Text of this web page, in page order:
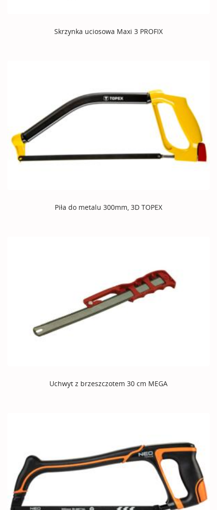
Skrzynka uciosowa Maxi 3 PROFIX
Piła do metalu 300mm, 3D TOPEX
Uchwyt z brzeszczotem 30 cm MEGA